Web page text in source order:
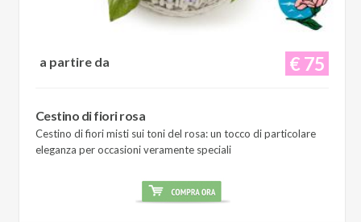
€ 75
a partire da
Cestino di fiori rosa
Cestino di fiori misti sui toni del rosa: un tocco di particolare
eleganza per occasioni veramente speciali